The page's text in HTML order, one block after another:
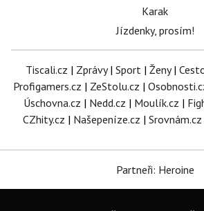
Karak
Jízdenky, prosím!
Tiscali.cz | Zprávy| Sport | Ženy|
Profigamers.cz | ZeStolu.cz |
Úschovna.cz | Nedd.cz | Moulík.cz |
CZhity.cz | Našepeníze.cz | Srovnám.cz
Partneři: Heroine